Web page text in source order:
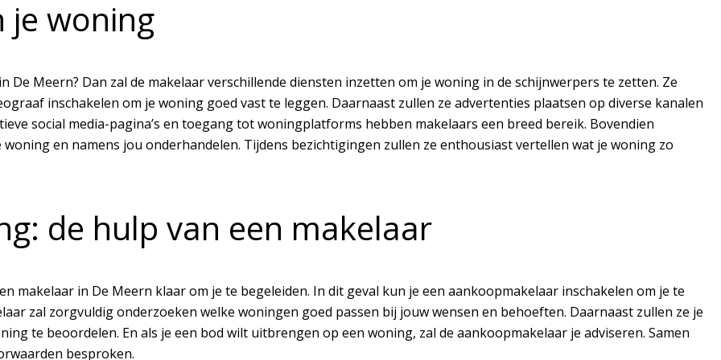
je woning
Meern? Dan zal de makelaar verschillende diensten inzetten om je woning in de schijnwerpers te zetten. Ze
inschakelen om je woning goed vast te leggen. Daarnaast zullen ze advertenties plaatsen op diverse kanalen
social media-pagina’s en toegang tot woningplatforms hebben makelaars een breed bereik. Bovendien
en namens jou onderhandelen. Tijdens bezichtigingen zullen ze enthousiast vertellen wat je woning zo
de hulp van een makelaar
makelaar in De Meern klaar om je te begeleiden. In dit geval kun je een aankoopmakelaar inschakelen om je te
zal zorgvuldig onderzoeken welke woningen goed passen bij jouw wensen en behoeften. Daarnaast zullen ze je
te beoordelen. En als je een bod wilt uitbrengen op een woning, zal de aankoopmakelaar je adviseren. Samen
besproken.